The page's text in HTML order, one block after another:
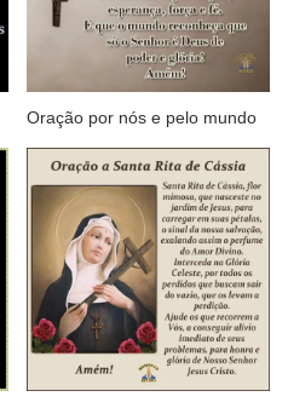
Oração por nós e pelo mundo